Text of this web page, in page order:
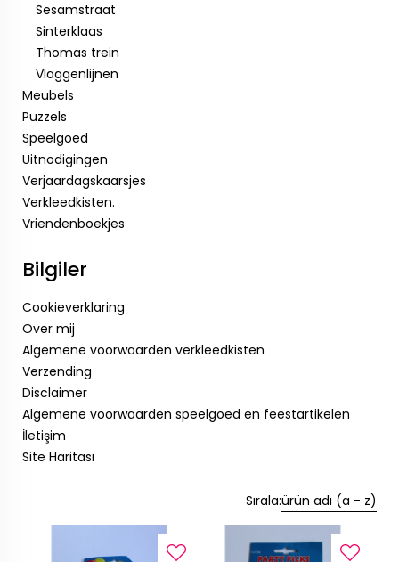
Sesamstraat
Sinterklaas
Thomas trein
Vlaggenlijnen
Meubels
Puzzels
Speelgoed
Uitnodigingen
Verjaardagskaarsjes
Verkleedkisten.
Vriendenboekjes
Bilgiler
Cookieverklaring
Over mij
Algemene voorwaarden verkleedkisten
Verzending
Disclaimer
Algemene voorwaarden speelgoed en feestartikelen
İletişim
Site Haritası
Sırala:ürün adı (a - z)